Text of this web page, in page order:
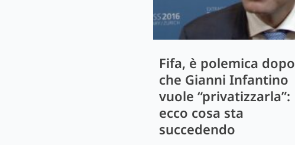
Fifa, è polemica dopo
che Gianni Infantino
vuole “privatizzarla”:
ecco cosa sta
succedendo